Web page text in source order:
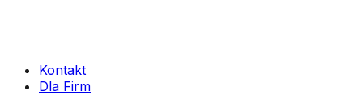
Kontakt
Dla Firm